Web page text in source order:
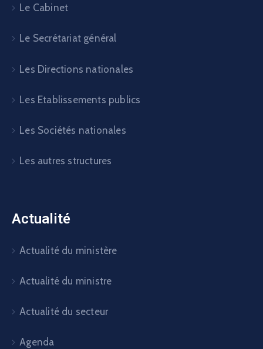
Le Cabinet
Le Secrétariat général
Les Directions nationales
Les Etablissements publics
Les Sociétés nationales
Les autres structures
Actualité
Actualité du ministère
Actualité du ministre
Actualité du secteur
Agenda